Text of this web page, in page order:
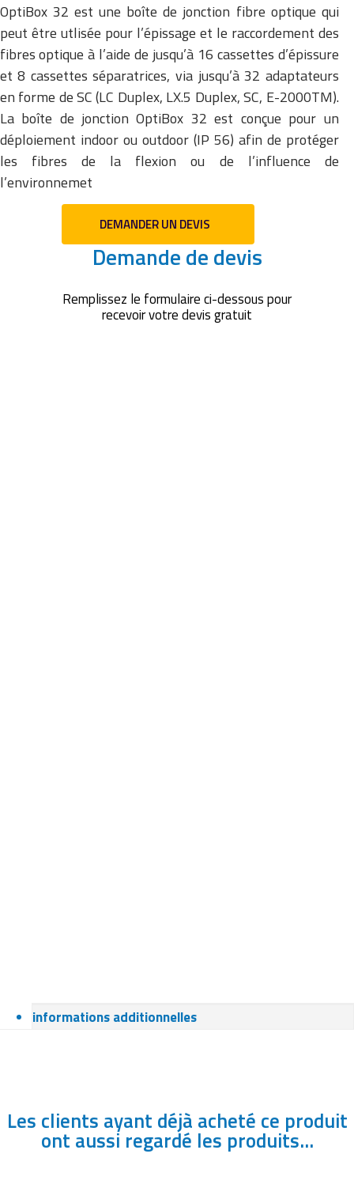
OptiBox 32 est une boîte de jonction fibre optique qui
peut être utlisée pour l’épissage et le raccordement des
fibres optique à l’aide de jusqu’à 16 cassettes d’épissure
et 8 cassettes séparatrices, via jusqu’à 32 adaptateurs
en forme de SC (LC Duplex, LX.5 Duplex, SC, E-2000TM).
La boîte de jonction OptiBox 32 est conçue pour un
déploiement indoor ou outdoor (IP 56) afin de protéger
les fibres de la flexion ou de l’influence de
l’environnemet
DEMANDER UN DEVIS
Demande de devis
Remplissez le formulaire ci-dessous pour
recevoir votre devis gratuit
informations additionnelles
Les clients ayant déjà acheté ce produit
ont aussi regardé les produits...